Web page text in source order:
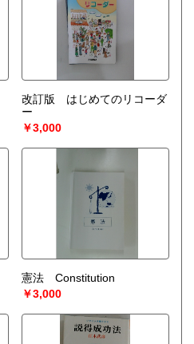
改訂版 はじめてのリコーダ
ー
￥3,000
憲法 Constitution
￥3,000